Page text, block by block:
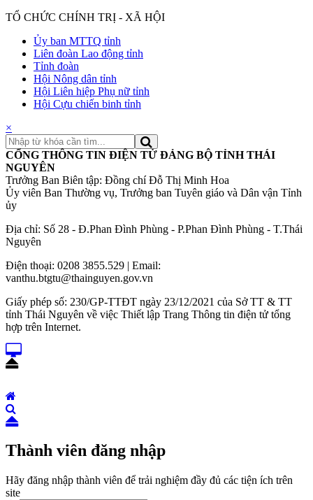
TỔ CHỨC CHÍNH TRỊ - XÃ HỘI
Ủy ban MTTQ tỉnh
Liên đoàn Lao động tỉnh
Tỉnh đoàn
Hội Nông dân tỉnh
Hội Liên hiệp Phụ nữ tỉnh
Hội Cựu chiến binh tỉnh
×
CỔNG THÔNG TIN ĐIỆN TỬ ĐẢNG BỘ TỈNH THÁI
NGUYÊN
Trưởng Ban Biên tập: Đồng chí Đỗ Thị Minh Hoa
Ủy viên Ban Thường vụ, Trưởng ban Tuyên giáo và Dân vận Tỉnh
ủy
Địa chỉ: Số 28 - Đ.Phan Đình Phùng - P.Phan Đình Phùng - T.Thái
Nguyên
Điện thoại: 0208 3855.529 | Email:
vanthu.btgtu@thainguyen.gov.vn
Giấy phép số: 230/GP-TTĐT ngày 23/12/2021 của Sở TT & TT
tỉnh Thái Nguyên về việc Thiết lập Trang Thông tin điện tử tổng
hợp trên Internet.
Thành viên đăng nhập
Hãy đăng nhập thành viên để trải nghiệm đầy đủ các tiện ích trên
site